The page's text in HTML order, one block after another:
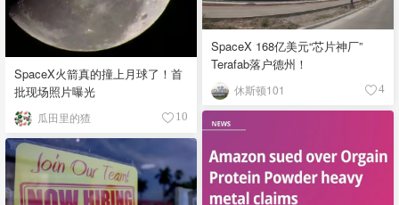
SpaceX 168亿美元“芯片神厂”
Terafab落户德州！
休斯顿101 4
SpaceX火箭真的撞上月球了！首
批现场照片曝光
瓜田里的猹 10